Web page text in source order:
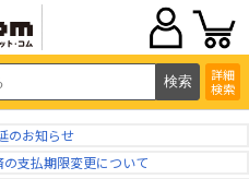
詳細
検索
のお知らせ
支払期限変更について